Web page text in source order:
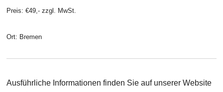
Preis: €49,- zzgl. MwSt.
Ort: Bremen
Ausführliche Informationen finden Sie auf unserer Website